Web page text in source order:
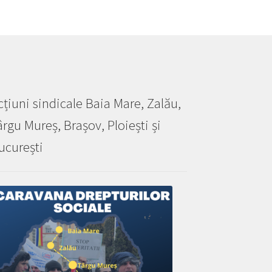
sindicale Baia Mare, Zalău,
Mureș, Brașov, Ploiești și